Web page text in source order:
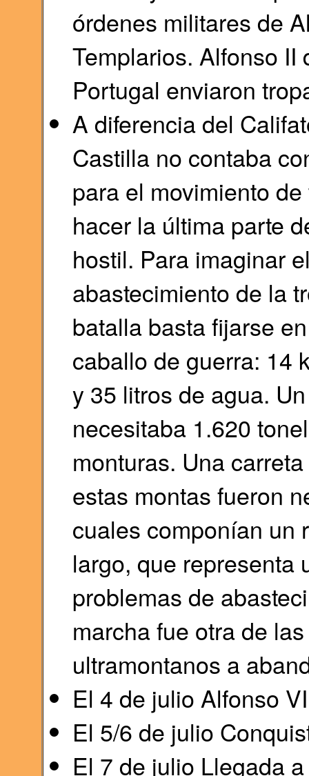
órdenes militares de
Templarios. Alfonso
Portugal enviaron
A diferencia del
Castilla no contaba
para el movimiento
hacer la última parte
hostil. Para imaginar
abastecimiento de la
batalla basta fijarse
caballo de guerra: 14
y 35 litros de agua.
necesitaba 1.620
monturas. Una
estas montas fueron
cuales componían un
largo, que representa
problemas de
marcha fue otra de
ultramontanos a
El 4 de julio Alfonso
El 5/6 de julio
El 7 de julio Llegada